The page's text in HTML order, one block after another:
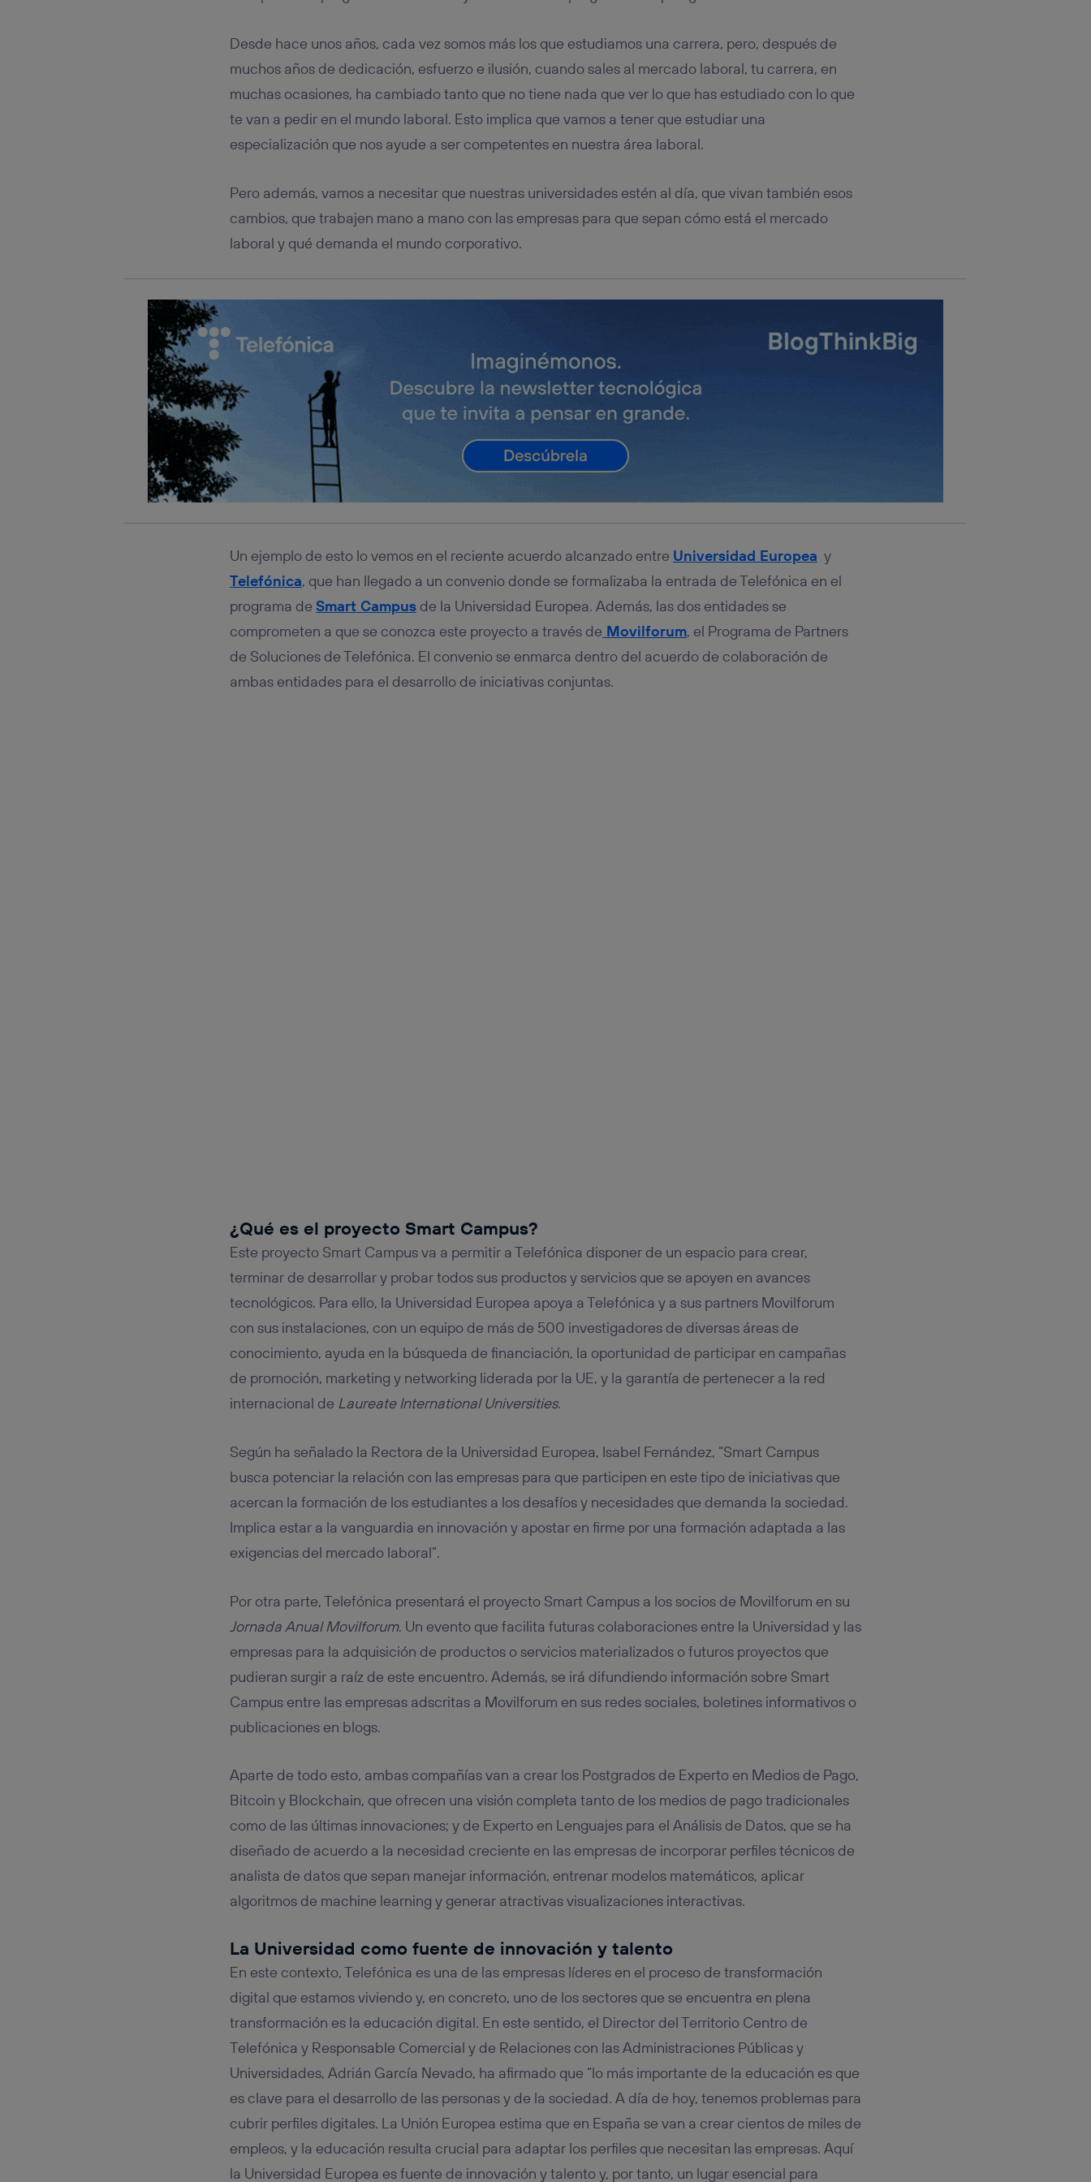
Desde hace unos años, cada vez somos más los que estudiamos una carrera, pero, después de
muchos años de dedicación, esfuerzo e ilusión, cuando sales al mercado laboral, tu carrera, en
muchas ocasiones, ha cambiado tanto que no tiene nada que ver lo que has estudiado con lo que
te van a pedir en el mundo laboral. Esto implica que vamos a tener que estudiar una
especialización que nos ayude a ser competentes en nuestra área laboral.
Pero además, vamos a necesitar que nuestras universidades estén al día, que vivan también esos
cambios, que trabajen mano a mano con las empresas para que sepan cómo está el mercado
laboral y qué demanda el mundo corporativo.
Un ejemplo de esto lo vemos en el reciente acuerdo alcanzado entre Universidad Europea y
Telefónica, que han llegado a un convenio donde se formalizaba la entrada de Telefónica en el
programa de Smart Campusde la Universidad Europea. Además, las dos entidades se
comprometen a que se conozca este proyecto a través de Movilforum, el Programa de Partners
de Soluciones de Telefónica. El convenio se enmarca dentro del acuerdo de colaboración de
ambas entidades para el desarrollo de iniciativas conjuntas.
¿Qué es el proyecto Smart Campus?
Este proyecto Smart Campus va a permitir a Telefónica disponer de un espacio para crear,
terminar de desarrollar y probar todos sus productos y servicios que se apoyen en avances
tecnológicos. Para ello, la Universidad Europea apoya a Telefónica y a sus partners Movilforum
con sus instalaciones, con un equipo de más de 500 investigadores de diversas áreas de
conocimiento, ayuda en la búsqueda de financiación, la oportunidad de participar en campañas
de promoción, marketing y networking liderada por la UE, y la garantía de pertenecer a la red
internacional de Laureate International Universities.
Según ha señalado la Rectora de la Universidad Europea, Isabel Fernández, “Smart Campus
busca potenciar la relación con las empresas para que participen en este tipo de iniciativas que
acercan la formación de los estudiantes a los desafíos y necesidades que demanda la sociedad.
Implica estar a la vanguardia en innovación y apostar en firme por una formación adaptada a las
exigencias del mercado laboral”.
Por otra parte, Telefónica presentará el proyecto Smart Campus a los socios de Movilforum en su
Jornada Anual Movilforum. Un evento que facilita futuras colaboraciones entre la Universidad y las
empresas para la adquisición de productos o servicios materializados o futuros proyectos que
pudieran surgir a raíz de este encuentro. Además, se irá difundiendo información sobre Smart
Campus entre las empresas adscritas a Movilforum en sus redes sociales, boletines informativos o
publicaciones en blogs.
Aparte de todo esto, ambas compañías van a crear los Postgrados de Experto en Medios de Pago,
Bitcoin y Blockchain, que ofrecen una visión completa tanto de los medios de pago tradicionales
como de las últimas innovaciones; y de Experto en Lenguajes para el Análisis de Datos, que se ha
diseñado de acuerdo a la necesidad creciente en las empresas de incorporar perfiles técnicos de
analista de datos que sepan manejar información, entrenar modelos matemáticos, aplicar
algoritmos de machine learning y generar atractivas visualizaciones interactivas.
La Universidad como fuente de innovación y talento
En este contexto, Telefónica es una de las empresas líderes en el proceso de transformación
digital que estamos viviendo y, en concreto, uno de los sectores que se encuentra en plena
transformación es la educación digital. En este sentido, el Director del Territorio Centro de
Telefónica y Responsable Comercial y de Relaciones con las Administraciones Públicas y
Universidades, Adrián García Nevado, ha afirmado que “lo más importante de la educación es que
es clave para el desarrollo de las personas y de la sociedad. A día de hoy, tenemos problemas para
cubrir perfiles digitales. La Unión Europea estima que en España se van a crear cientos de miles de
empleos, y la educación resulta crucial para adaptar los perfiles que necesitan las empresas. Aquí
la Universidad Europea es fuente de innovación y talento y, por tanto, un lugar esencial para
conexión de banda ancha
(p. ej., Wi-Fi), el marketing o análisis se
realizará en función de las actividades de navegación de los miembros del hogar que
hayan dado su consentimiento.
únicamente en la navegación del usuario del móvil.
Puedes gestionar los consentimientos Utiq seleccionando “Administrar Utiq” en la parte